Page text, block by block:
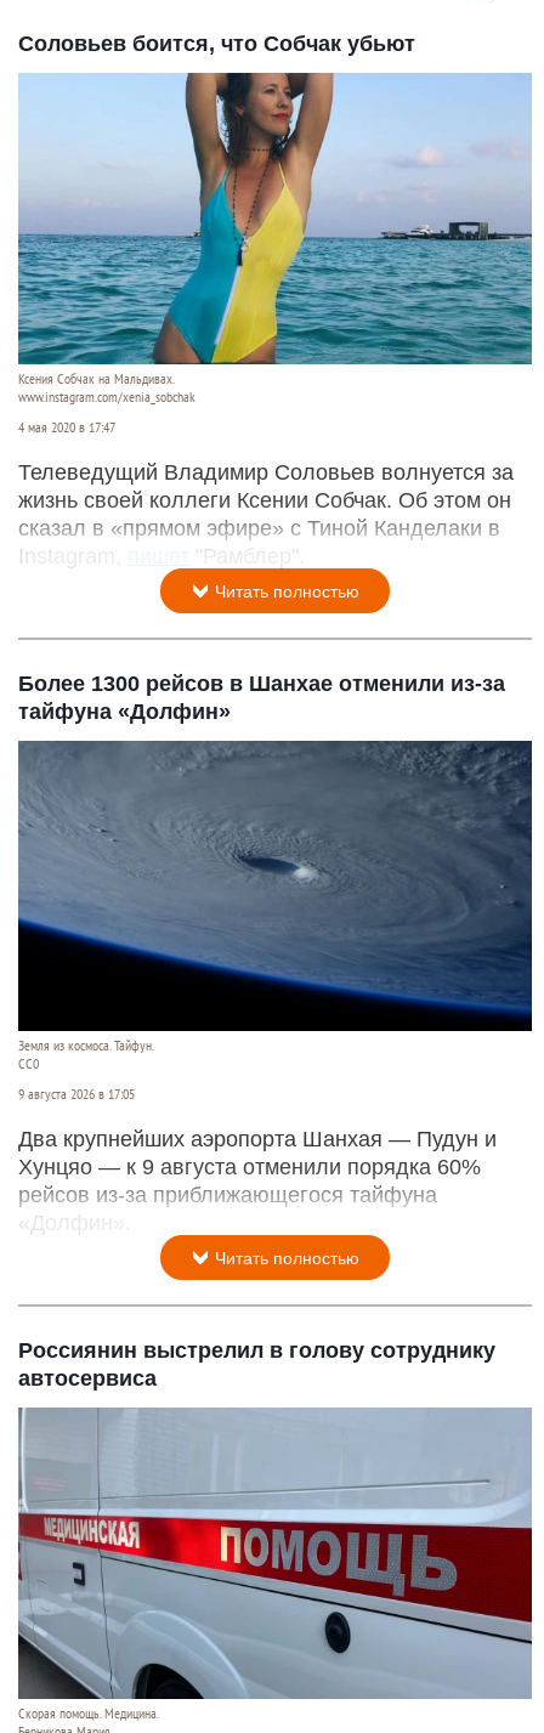
Соловьев боится, что Собчак убьют
Ксения Собчак на Мальдивах.
www.instagram.com/xenia_sobchak
4 мая 2020 в 17:47
Телеведущий Владимир Соловьев волнуется за
жизнь своей коллеги Ксении Собчак. Об этом он
сказал в «прямом эфире» с Тиной Канделаки в
Instagram,
"Рамблер".
Читать полностью
Более 1300 рейсов в Шанхае отменили из-за
тайфуна «Долфин»
Земля из космоса. Тайфун.
СС0
9 августа 2026 в 17:05
Два крупнейших аэропорта Шанхая — Пудун и
Хунцяо — к 9 августа отменили порядка 60%
рейсов из-за приближающегося тайфуна
«Долфин».
Читать полностью
Россиянин выстрелил в голову сотруднику
автосервиса
Скорая помощь. Медицина.